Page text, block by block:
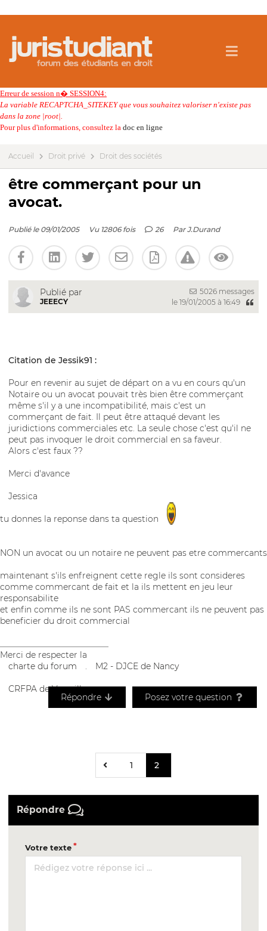
Erreur de session n� SESSION4:
La variable RECAPTCHA_SITEKEY que vous souhaitez valoriser n'existe pas
dans la zone |root|.
Pour plus d'informations, consultez la doc en ligne
Accueil Droit privé Droit des sociétés
être commerçant pour un
avocat.
Publié le 09/01/2005 Vu 12806 fois 26 ParJ.Durand
Publié par
JEEECY
5026 messages
le 19/01/2005 à 16:49
Citation de Jessik91 :
Pour en revenir au sujet de départ on a vu en cours qu'un
Notaire ou un avocat pouvait très bien être commerçant
même s'il y a une incompatibilité, mais c'est un
commerçant de fait. Il peut être attaqué devant les
juridictions commerciales etc. La seule chose c'est qu'il ne
peut pas invoquer le droit commercial en sa faveur.
Alors c'est faux ??
Merci d'avance
Jessica
tu donnes la reponse dans ta question
NON un avocat ou un notaire ne peuvent pas etre commercants
maintenant s'ils enfreignent cette regle ils sont consideres
comme commercant de fait et la ils mettent en jeu leur
responsabilite
et enfin comme ils ne sont PAS commercant ils ne peuvent pas
beneficier du droit commercial
Merci de respecter la
charte du forum
M2 - DJCE de Nancy
CRFPA de Versailles
Répondre Posez votre question
1 2
Répondre
Votre texte